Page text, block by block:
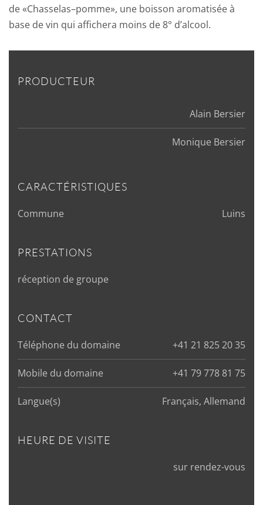
de «Chasselas–pomme», une boisson aromatisée à
base de vin qui affichera moins de 8° d’alcool.
PRODUCTEUR
Alain Bersier
Monique Bersier
CARACTÉRISTIQUES
Commune Luins
PRESTATIONS
réception de groupe
CONTACT
Téléphone du domaine +41 21 825 20 35
Mobile du domaine +41 79 778 81 75
Langue(s) Français, Allemand
HEURE DE VISITE
sur rendez-vous